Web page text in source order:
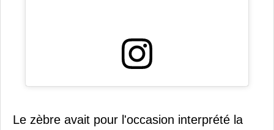
Le zèbre avait pour l'occasion interprété la